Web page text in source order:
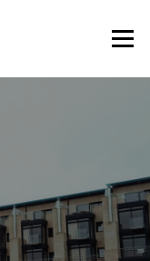
Menú